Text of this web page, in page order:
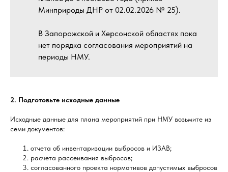
Минприроды ДНР от 02.02.2026 № 25).
В Запорожской и Херсонской областях пока
нет порядка согласования мероприятий на
периоды НМУ.
2. Подготовьте исходные данные
Исходные данные для плана мероприятий при НМУ возьмите из
семи документов:
отчета об инвентаризации выбросов и ИЗАВ;
расчета рассеивания выбросов;
согласованного проекта нормативов допустимых выбросов